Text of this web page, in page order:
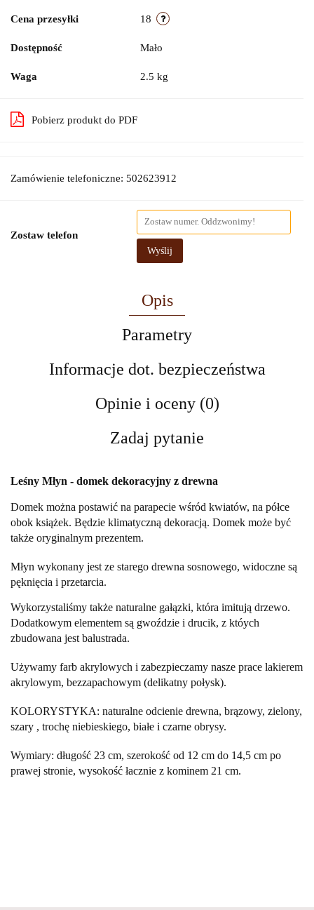
Cena przesyłki 18
Dostępność Mało
Waga 2.5 kg
Pobierz produkt do PDF
Zamówienie telefoniczne: 502623912
Zostaw telefon
Wyślij
Opis
Parametry
Informacje dot. bezpieczeństwa
Opinie i oceny (0)
Zadaj pytanie
Leśny Młyn - domek dekoracyjny z drewna
Domek można postawić na parapecie wśród kwiatów, na półce
obok książek. Będzie klimatyczną dekoracją. Domek może być
także oryginalnym prezentem.
Młyn wykonany jest ze starego drewna sosnowego, widoczne są
pęknięcia i przetarcia.
Wykorzystaliśmy także naturalne gałązki, która imitują drzewo.
Dodatkowym elementem są gwoździe i drucik, z któych
zbudowana jest balustrada.
Używamy farb akrylowych i zabezpieczamy nasze prace lakierem
akrylowym, bezzapachowym (delikatny połysk).
KOLORYSTYKA: naturalne odcienie drewna, brązowy, zielony,
szary , trochę niebieskiego, białe i czarne obrysy.
Wymiary: długość 23 cm, szerokość od 12 cm do 14,5 cm po
prawej stronie, wysokość łacznie z kominem 21 cm.